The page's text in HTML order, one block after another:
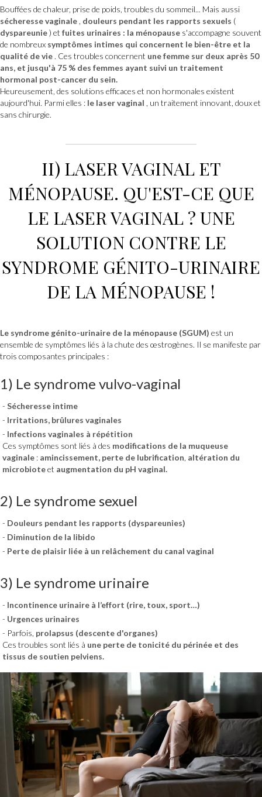
Bouffées de chaleur, prise de poids, troubles du sommeil... Mais aussi
sécheresse vaginale , douleurs pendant les rapports sexuels (
dyspareunie) et fuites urinaires : la ménopause s'accompagne souvent
de nombreux symptômes intimes qui concernent le bien-être et la
qualité de vie . Ces troubles concernent une femme sur deux après 50
ans, et jusqu'à 75 % des femmes ayant suivi un traitement
hormonal post-cancer du sein.
Heureusement, des solutions efficaces et non hormonales existent
aujourd'hui. Parmi elles : le laser vaginal , un traitement innovant, doux et
sans chirurgie.
II) LASER VAGINAL ET
MÉNOPAUSE. QU'EST-CE QUE
LE LASER VAGINAL? UNE
SOLUTION CONTRE LE
SYNDROME GÉNITO-URINAIRE
DE LA MÉNOPAUSE !
Le syndrome génito-urinaire de la ménopause (SGUM) est un
ensemble de symptômes liés à la chute des œstrogènes. Il se manifeste par
trois composantes principales :
1) Le syndrome vulvo-vaginal
Sécheresse intime
Irritations, brûlures vaginales
Infections vaginales à répétition
Ces symptômes sont liés à des modifications de la muqueuse
vaginale : amincissement, perte de lubrification, altération du
microbioteet augmentation du pH vaginal.
2) Le syndrome sexuel
Douleurs pendant les rapports (dyspareunies)
Diminution de la libido
Perte de plaisir liée à un relâchement du canal vaginal
3) Le syndrome urinaire
Incontinence urinaire à l’effort (rire, toux, sport…)
Urgences urinaires
Parfois, prolapsus (descente d'organes)
Ces troubles sont liés à une perte de tonicité du périnée et des
tissus de soutien pelviens.